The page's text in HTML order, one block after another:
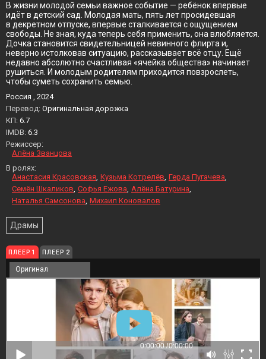
В жизни молодой семьи важное событие — ребёнок впервые
идёт в детский сад. Молодая мать, пять лет просидевшая
в декретном отпуске, впервые сталкивается с ощущением
свободы. Не зная, куда теперь себя применить, она влюбляется.
Дочка становится свидетельницей невинного флирта и,
неверно истолковав ситуацию, рассказывает всё отцу. Ещё
недавно абсолютно счастливая «ячейка общества» начинает
рушиться. И молодым родителям приходится повзрослеть,
чтобы суметь сохранить семью.
Россия , 2024
Перевод: Оригинальная дорожка
KП: 6.7
IMDB: 6.3
Режиссер:
Алёна Званцова
В ролях:
Анастасия Красовская Кузьма Котрелёв Герда Пугачева
Семён Шкаликов Софья Ежова Алёна Батурина
Наталья Самсонова Михаил Коновалов
Драмы
ПЛЕЕР 1 ПЛЕЕР 2
Оригинал